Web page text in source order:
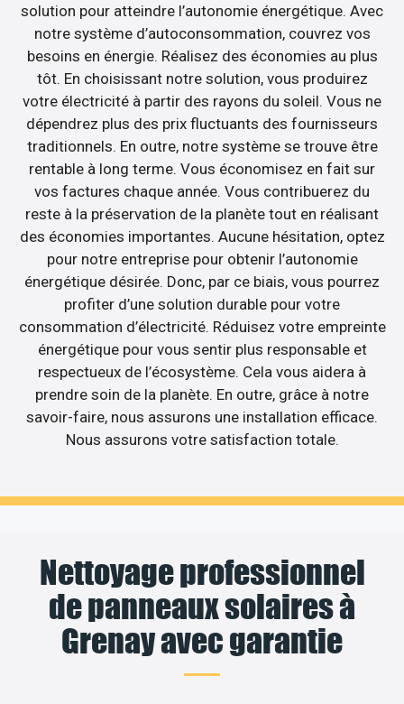
solution pour atteindre l’autonomie énergétique. Avec
notre système d’autoconsommation, couvrez vos
besoins en énergie. Réalisez des économies au plus
tôt. En choisissant notre solution, vous produirez
votre électricité à partir des rayons du soleil. Vous ne
dépendrez plus des prix fluctuants des fournisseurs
traditionnels. En outre, notre système se trouve être
rentable à long terme. Vous économisez en fait sur
vos factures chaque année. Vous contribuerez du
reste à la préservation de la planète tout en réalisant
des économies importantes. Aucune hésitation, optez
pour notre entreprise pour obtenir l’autonomie
énergétique désirée. Donc, par ce biais, vous pourrez
profiter d’une solution durable pour votre
consommation d’électricité. Réduisez votre empreinte
énergétique pour vous sentir plus responsable et
respectueux de l’écosystème. Cela vous aidera à
prendre soin de la planète. En outre, grâce à notre
savoir-faire, nous assurons une installation efficace.
Nous assurons votre satisfaction totale.
Nettoyage professionnel
de panneaux solaires à
Grenay avec garantie